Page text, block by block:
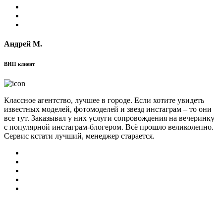
Андрей М.
ВИП клиент
Классное агентство, лучшее в городе. Если хотите увидеть
известных моделей, фотомоделей и звезд инстаграм – то они
все тут. Заказывал у них услуги сопровождения на вечеринку
с популярной инстаграм-блогером. Всё прошло великолепно.
Сервис кстати лучший, менеджер старается.